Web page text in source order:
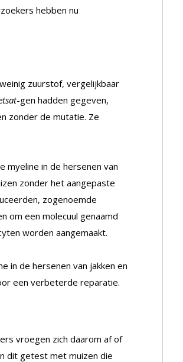
hebben nu
zuurstof, vergelijkbaar
-gen hadden gegeven,
zonder de mutatie. Ze
myeline in de hersenen van
zonder het aangepaste
zogenoemde
om een molecuul genaamd
worden aangemaakt.
in de hersenen van jakken en
een verbeterde reparatie.
vroegen zich daarom af of
dit getest met muizen die